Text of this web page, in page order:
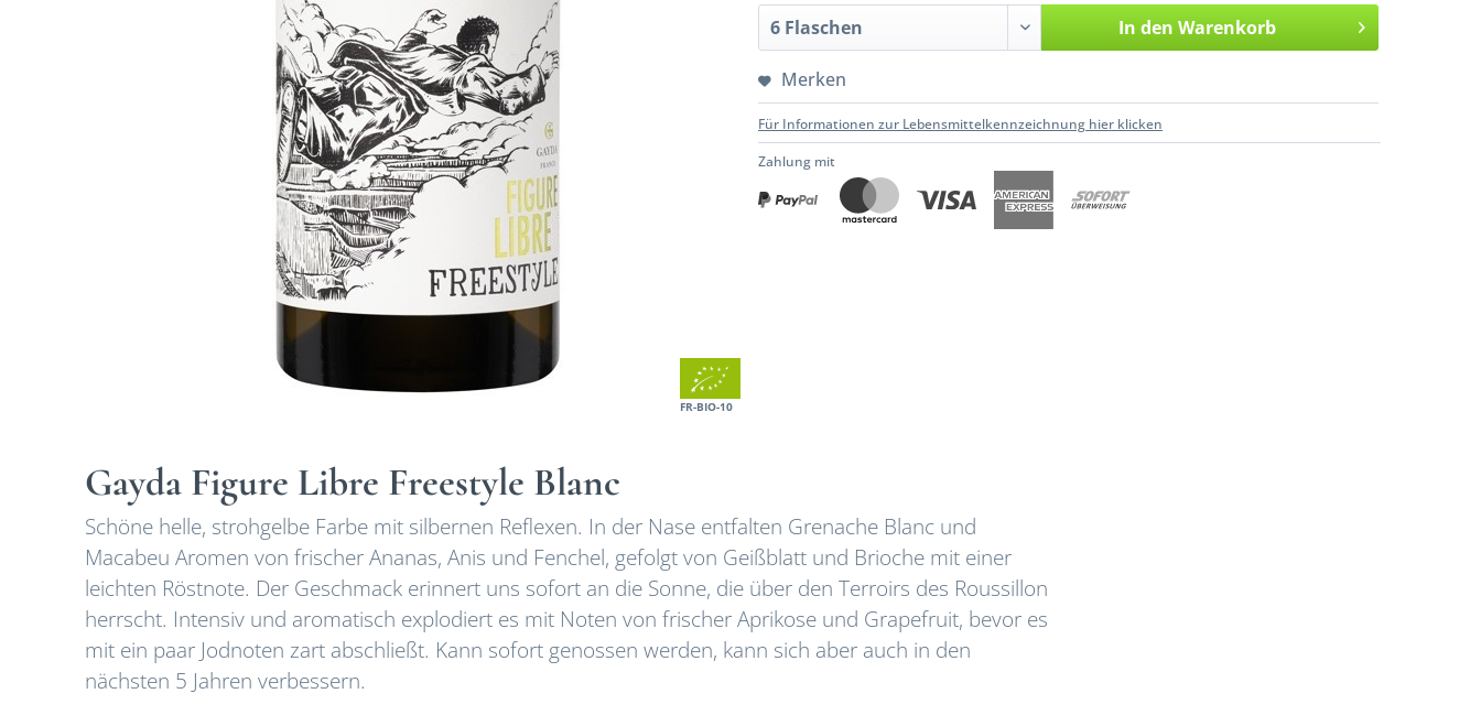
FR-BIO-10
In den Warenkorb
Merken
Für Informationen zur Lebensmittelkennzeichnung hier klicken
Zahlung mit
Gayda Figure Libre Freestyle Blanc
Schöne helle, strohgelbe Farbe mit silbernen Reflexen. In der Nase entfalten Grenache Blanc und
Macabeu Aromen von frischer Ananas, Anis und Fenchel, gefolgt von Geißblatt und Brioche mit einer
leichten Röstnote. Der Geschmack erinnert uns sofort an die Sonne, die über den Terroirs des Roussillon
herrscht. Intensiv und aromatisch explodiert es mit Noten von frischer Aprikose und Grapefruit, bevor es
mit ein paar Jodnoten zart abschließt. Kann sofort genossen werden, kann sich aber auch in den
nächsten 5 Jahren verbessern.